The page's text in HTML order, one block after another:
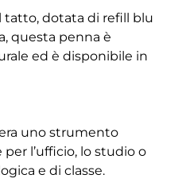
tatto, dotata di refill blu
questa penna è
ed è disponibile in
uno strumento
l’ufficio, lo studio o
e di classe.